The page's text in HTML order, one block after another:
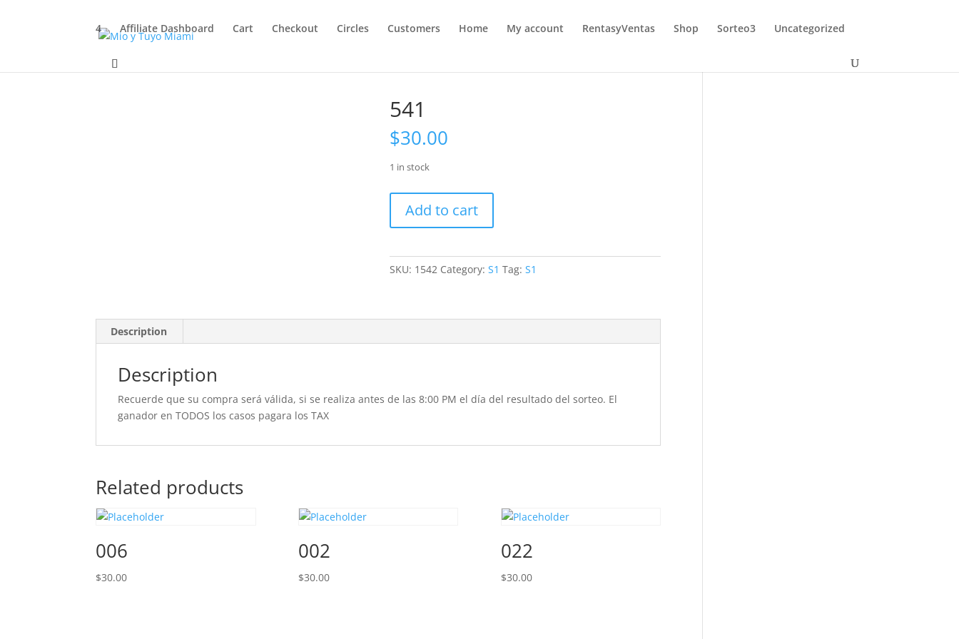
4 Affiliate Dashboard Cart Checkout Circles Customers Home My account RentasyVentas Shop Sorteo3 Uncategorized
541
$30.00
1 in stock
quantity
Add to cart
SKU: 1542 Category:S1 Tag:S1
Description
Description
Recuerde que su compra será válida, si se realiza antes de las 8:00 PM el día del resultado del sorteo. El
ganador en TODOS los casos pagara los TAX
Related products
006
$30.00
002
$30.00
022
$30.00